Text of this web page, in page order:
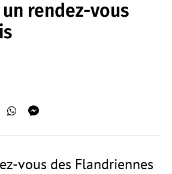
rendez-vous
vous des Flandriennes